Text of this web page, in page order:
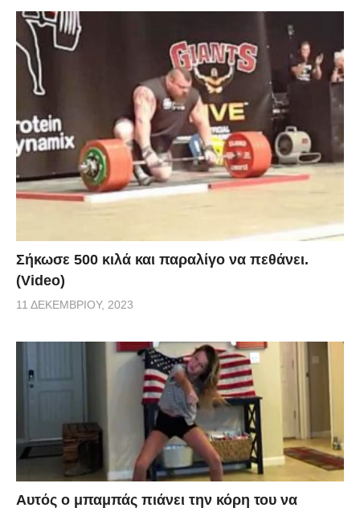
Σήκωσε 500 κιλά και παραλίγο να πεθάνει.
(Video)
11 ΔΕΚΕΜΒΡΊΟΥ, 2023
Αυτός ο μπαμπάς πιάνει την κόρη του να